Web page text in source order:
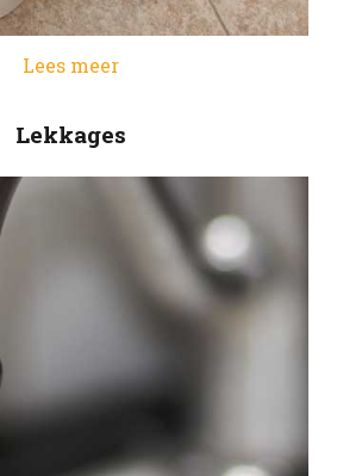
Lees meer
Lekkages